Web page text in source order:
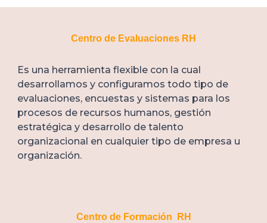
Centro de Evaluaciones RH
Es una herramienta flexible con la cual
desarrollamos y configuramos todo tipo de
evaluaciones, encuestas y sistemas para los
procesos de recursos humanos, gestión
estratégica y desarrollo de talento
organizacional en cualquier tipo de empresa u
organización.
Centro de Formación RH